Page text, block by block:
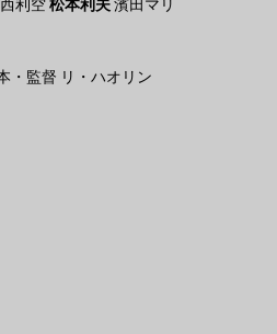
利空松本利夫濱田マリ
・監督 リ・ハオリン